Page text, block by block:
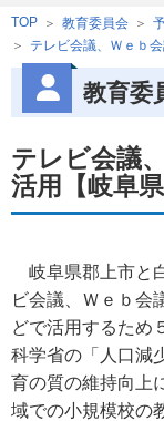
TOP 教育委員会
テレビ会議、Ｗｅｂ
教育委
テレビ会議
活用【岐阜
岐阜県郡上市と
ビ会議、Ｗｅｂ会
どで活用するため
科学省の「人口減
育の質の維持向上
域での小規模校の